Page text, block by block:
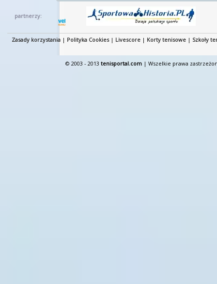
partnerzy:
Zasady korzystania | Polityka Cookies| Livescore | Korty tenisowe | Szkoły
© 2003 - 2013 tenisportal.com | Wszelkie prawa